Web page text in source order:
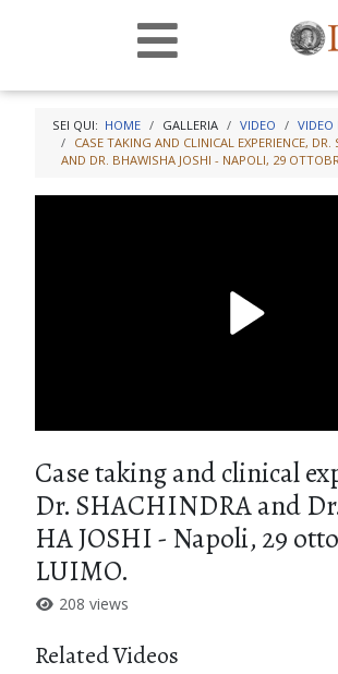
SEI QUI: HOME GALLERIA VIDEO
VIDEO
CASE TAKING AND CLINICAL EXPERIENCE, DR.
AND DR. BHAWISHA JOSHI - NAPOLI, 29
Case taking and clinical
Dr. SHACHINDRA and
HA JOSHI - Napoli, 29
LUIMO.
208 views
Related Videos